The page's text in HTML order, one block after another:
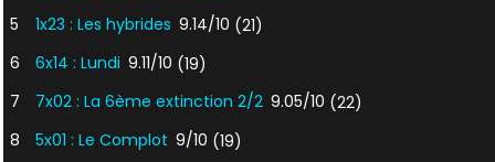
5
1x23 : Les hybrides 9.14/10 (21)
6
6x14 : Lundi 9.11/10 (19)
7
7x02 : La 6ème extinction 2/2 9.05/10 (22)
8
5x01 : Le Complot 9/10 (19)